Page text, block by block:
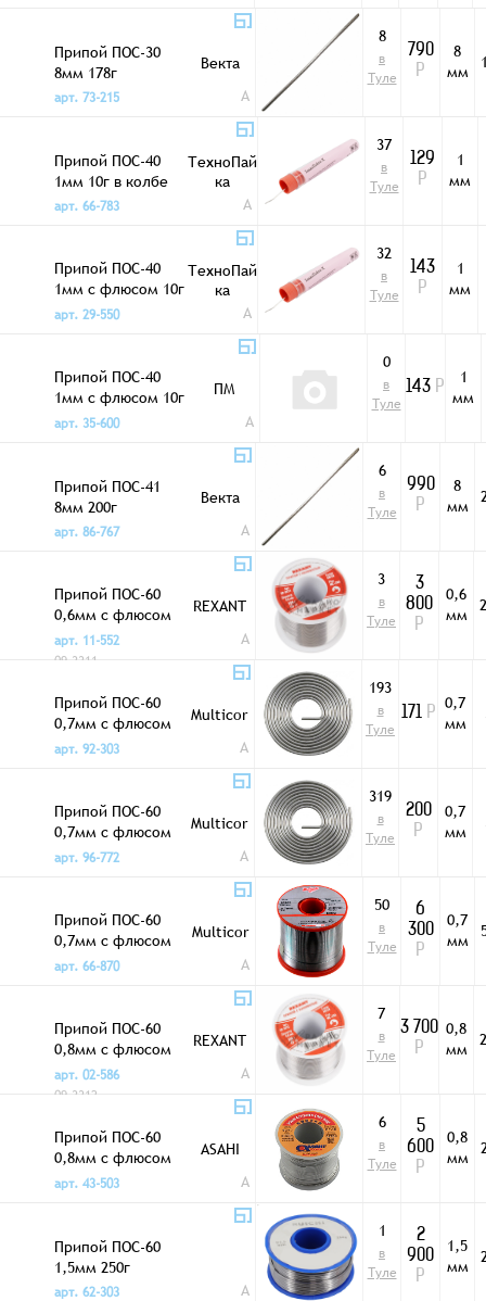
Припой ПОС-30
8мм 178г
Векта
арт. 73-215
A
8
в
Туле
790
Р
8
мм
Припой ПОС-40
1мм 10г в колбе
ТехноПай
ка
арт. 66-783
A
37
в
Туле
129
Р
1
мм
Припой ПОС-40
1мм с флюсом 10г
в колбе
ТехноПай
ка
арт. 29-550
A
32
в
Туле
143
Р
1
мм
Припой ПОС-40
1мм с флюсом 10г
в колбе
ПМ
арт. 35-600
A
0
в
Туле
143 Р
1
мм
Припой ПОС-41
8мм 200г
Векта
арт. 86-767
A
6
в
Туле
990
Р
8
мм
Припой ПОС-60
0,6мм с флюсом
250г
REXANT
арт. 11-552
09-3311
A
3
в
Туле
3
800
Р
0,6
мм
Припой ПОС-60
0,7мм с флюсом
3м 2 канала без
Multicor
арт. 92-303
A
193
в
Туле
171 Р
0,7
мм
Припой ПОС-60
0,7мм с флюсом
3м 5 каналов без
Multicor
арт. 96-772
A
319
в
Туле
200
Р
0,7
мм
Припой ПОС-60
0,7мм с флюсом
500г
Multicor
арт. 66-870
A
50
в
Туле
6
300
Р
0,7
мм
Припой ПОС-60
0,8мм с флюсом
250г
REXANT
арт. 02-586
09-3312
A
7
в
Туле
3 700
Р
0,8
мм
Припой ПОС-60
0,8мм с флюсом
250г
ASAHI
арт. 43-503
A
6
в
Туле
5
600
Р
0,8
мм
Припой ПОС-60
1,5мм 250г
арт. 62-303
A
1
в
Туле
2
900
Р
1,5
мм